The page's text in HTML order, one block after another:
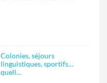
Colonies, séjours
linguistiques, sportifs…
quell…